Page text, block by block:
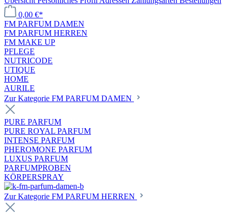
0,00 €*
FM PARFUM DAMEN
FM PARFUM HERREN
FM MAKE UP
PFLEGE
NUTRICODE
UTIQUE
HOME
AURILE
Zur Kategorie FM PARFUM DAMEN
PURE PARFUM
PURE ROYAL PARFUM
INTENSE PARFUM
PHEROMONE PARFUM
LUXUS PARFUM
PARFUMPROBEN
KÖRPERSPRAY
Zur Kategorie FM PARFUM HERREN